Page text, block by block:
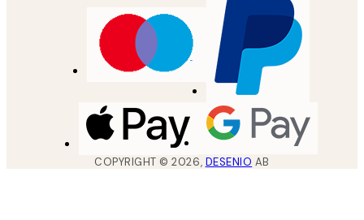
COPYRIGHT ©2026, DESENIO AB